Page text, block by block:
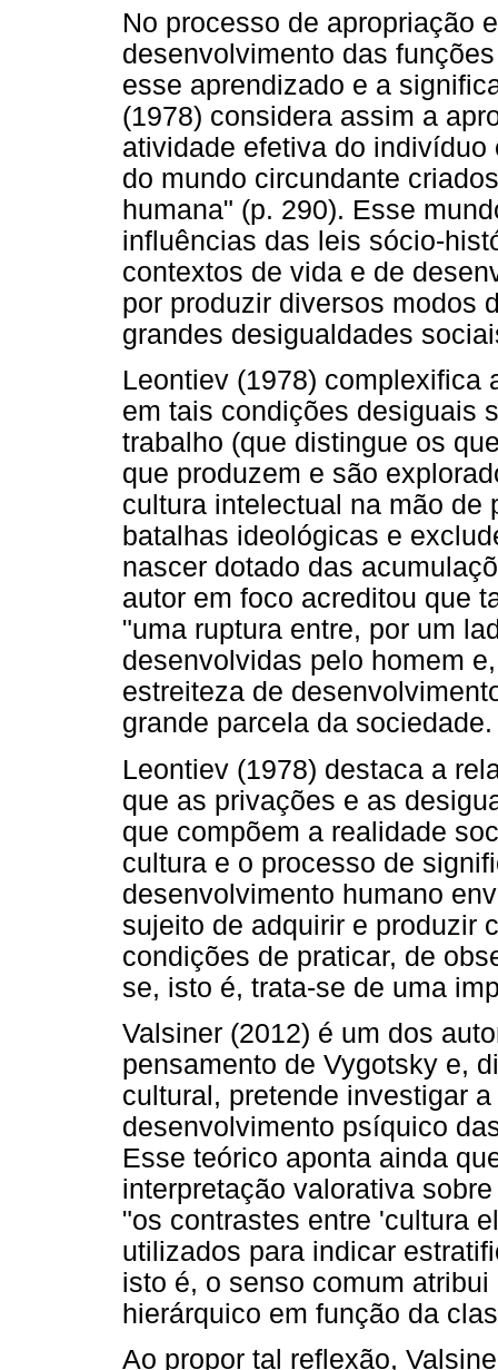
No processo de apropriação
desenvolvimento das
esse aprendizado e a
(1978) considera assim a
atividade efetiva do
do mundo circundante
humana" (p. 290). Esse
influências das leis sócio-
contextos de vida e de
por produzir diversos modos
grandes desigualdades
Leontiev (1978) complexifica
em tais condições desiguais
trabalho (que distingue os
que produzem e são
cultura intelectual na mão de
batalhas ideológicas e
nascer dotado das
autor em foco acreditou que
"uma ruptura entre, por um
desenvolvidas pelo homem
estreiteza de
grande parcela da sociedade.
Leontiev (1978) destaca a
que as privações e as
que compõem a realidade
cultura e o processo de
desenvolvimento humano
sujeito de adquirir e produzir
condições de praticar, de
se, isto é, trata-se de uma
Valsiner (2012) é um dos
pensamento de Vygotsky e,
cultural, pretende investigar
desenvolvimento psíquico
Esse teórico aponta ainda
interpretação valorativa
"os contrastes entre 'cultura
utilizados para indicar
isto é, o senso comum
hierárquico em função da
Ao propor tal reflexão,